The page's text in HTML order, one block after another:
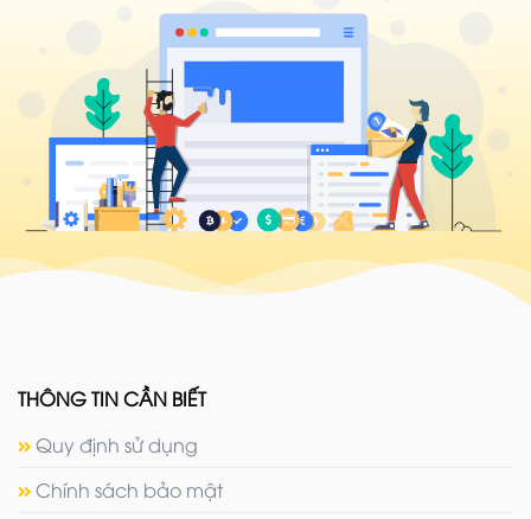
THÔNG TIN CẦN BIẾT
Quy định sử dụng
Chính sách bảo mật